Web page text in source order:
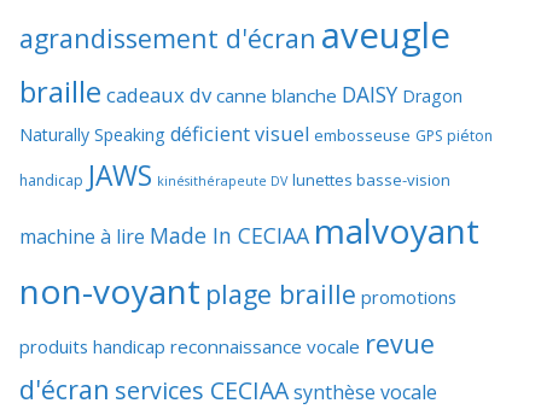
agrandissement d'écran aveugle
braille cadeaux dv canne blanche DAISY Dragon
Naturally Speaking déficient visuel embosseuse GPS piéton
handicap JAWS kinésithérapeute DV lunettes basse-vision
machine à lire Made In CECIAA malvoyant
non-voyant plage braille promotions
produits handicap reconnaissance vocale revue
d'écran services CECIAAsynthèse vocale